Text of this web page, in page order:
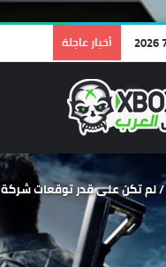
أخبار عاجلة
/لم تكن على قدر توقعات شركة Square Enix مبيعات لعبة Just Cause 4 جاءت محبطة للآمال!